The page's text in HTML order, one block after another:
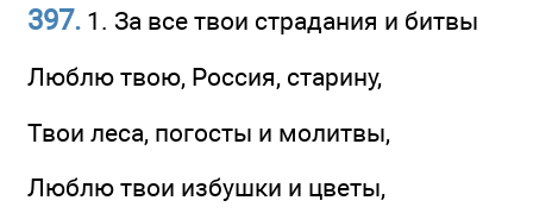
397. 1. За все твои страдания и битвы
Люблю твою, Россия, старину,
Твои леса, погосты и молитвы,
Люблю твои избушки и цветы,